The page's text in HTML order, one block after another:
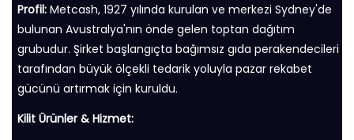
Profil: Metcash, 1927 yılında kurulan ve merkezi Sydney'de
bulunan Avustralya'nın önde gelen toptan dağıtım
grubudur. Şirket başlangıçta bağımsız gıda perakendecileri
tarafından büyük ölçekli tedarik yoluyla pazar rekabet
gücünü artırmak için kuruldu.
Kilit Ürünler & Hizmet: